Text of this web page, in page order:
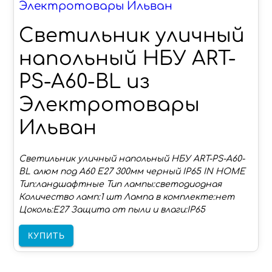
Электротовары Ильван
Светильник уличный
напольный НБУ ART-
PS-A60-BL из
Электротовары
Ильван
Светильник уличный напольный НБУ ART-PS-A60-
BL алюм под А60 Е27 300мм черный IP65 IN HOME
Тип:ландшафтные Тип лампы:светодиодная
Количество ламп:1 шт Лампа в комплекте:нет
Цоколь:E27 Защита от пыли и влаги:IP65
КУПИТЬ